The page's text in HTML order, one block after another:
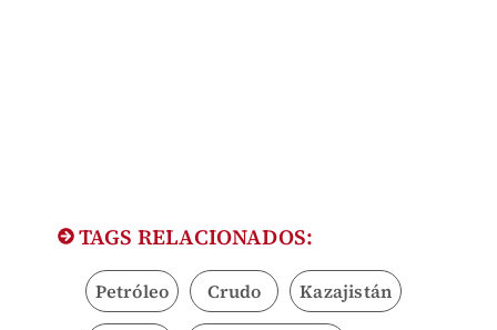
TAGS RELACIONADOS:
Petróleo Crudo Kazajistán